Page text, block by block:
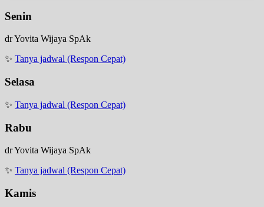
Senin
dr Yovita Wijaya SpAk
✨ Tanya jadwal (Respon Cepat)
Selasa
✨ Tanya jadwal (Respon Cepat)
Rabu
dr Yovita Wijaya SpAk
✨ Tanya jadwal (Respon Cepat)
Kamis